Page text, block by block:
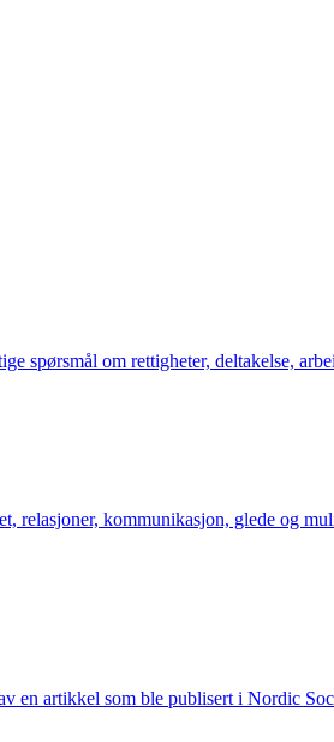
spørsmål om rettigheter, deltakelse,
kommunikasjon, glede og
en artikkel som ble publisert i Nordic